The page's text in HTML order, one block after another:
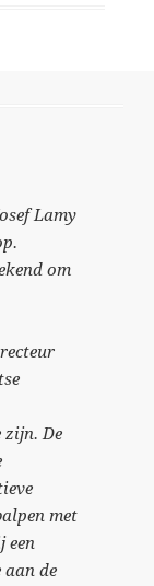
Lamy
om
zijn. De
met
een
aan de